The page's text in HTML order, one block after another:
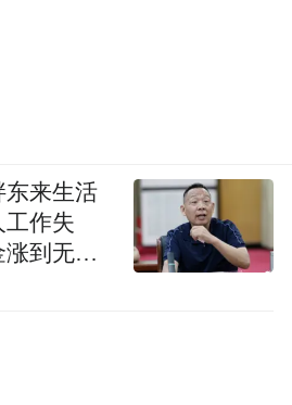
东来生活
工作失
到无法